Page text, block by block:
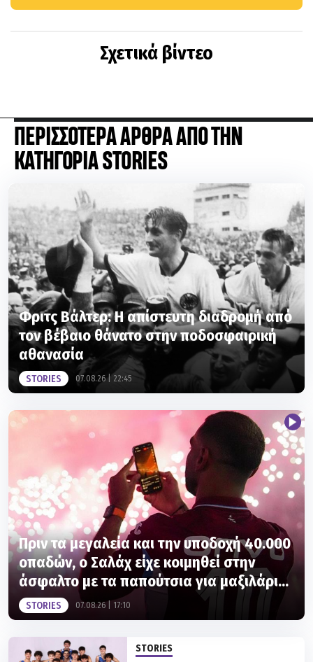
Σχετικά βίντεο
ΠΕΡΙΣΣΟΤΕΡΑ ΑΡΘΡΑ ΑΠΟ ΤΗΝ
ΚΑΤΗΓΟΡΙΑ STORIES
Φριτς Βάλτερ: Η απίστευτη διαδρομή από
τον βέβαιο θάνατο στην ποδοσφαιρική
αθανασία
STORIES 07.08.26 | 22:45
Πριν τα μεγαλεία και την υποδοχή 40.000
οπαδών, ο Σαλάχ είχε κοιμηθεί στην
άσφαλτο με τα παπούτσια για μαξιλάρι...
STORIES 07.08.26 | 17:10
STORIES